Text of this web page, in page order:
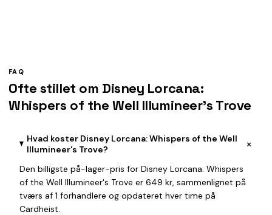
FAQ
Ofte stillet om Disney Lorcana:
Whispers of the Well Illumineer's Trove
Hvad koster Disney Lorcana: Whispers of the Well
Illumineer's Trove?
+
Den billigste på-lager-pris for Disney Lorcana: Whispers
of the Well Illumineer's Trove er 649 kr, sammenlignet på
tværs af 1 forhandlere og opdateret hver time på
Cardheist.